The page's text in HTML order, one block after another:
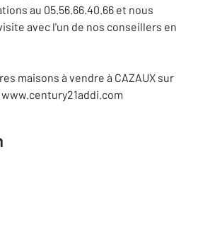
au 05.56.66.40.66 et nous
avec l'un de nos conseillers en
maisons à vendre à CAZAUX sur